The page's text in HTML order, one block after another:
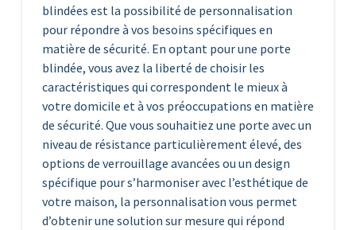
blindées est la possibilité de personnalisation
pour répondre à vos besoins spécifiques en
matière de sécurité. En optant pour une porte
blindée, vous avez la liberté de choisir les
caractéristiques qui correspondent le mieux à
votre domicile et à vos préoccupations en matière
de sécurité. Que vous souhaitiez une porte avec un
niveau de résistance particulièrement élevé, des
options de verrouillage avancées ou un design
spécifique pour s’harmoniser avec l’esthétique de
votre maison, la personnalisation vous permet
d’obtenir une solution sur mesure qui répond